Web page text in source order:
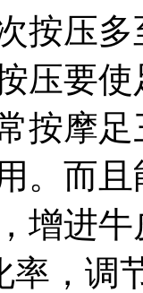
按压
压要
按摩
。而
增进
率，调